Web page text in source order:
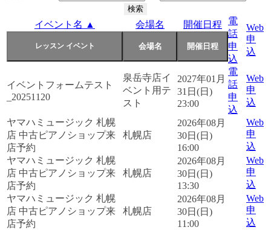
イベント名 ▲ 会場名 開催日程
電
話
申
込
Web
申
込
イベントフォームテスト
_20251120
泉岳寺店イ
ベント用テ
スト
2027年01月
31日(日)
23:00
電
話
申
込
Web
申
込
ヤマハミュージック 札幌
店 中古ピアノショップ来
店予約
札幌店
2026年08月
30日(日)
16:00
Web
申
込
ヤマハミュージック 札幌
店 中古ピアノショップ来
店予約
札幌店
2026年08月
30日(日)
13:30
Web
申
込
ヤマハミュージック 札幌
店 中古ピアノショップ来
店予約
札幌店
2026年08月
30日(日)
11:00
Web
申
込